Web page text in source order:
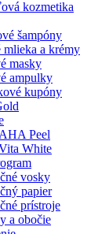
kozmetika
šampóny
mlieka a krémy
masky
ampulky
kupóny
AHA Peel
White
vosky
papier
prístroje
a obočie